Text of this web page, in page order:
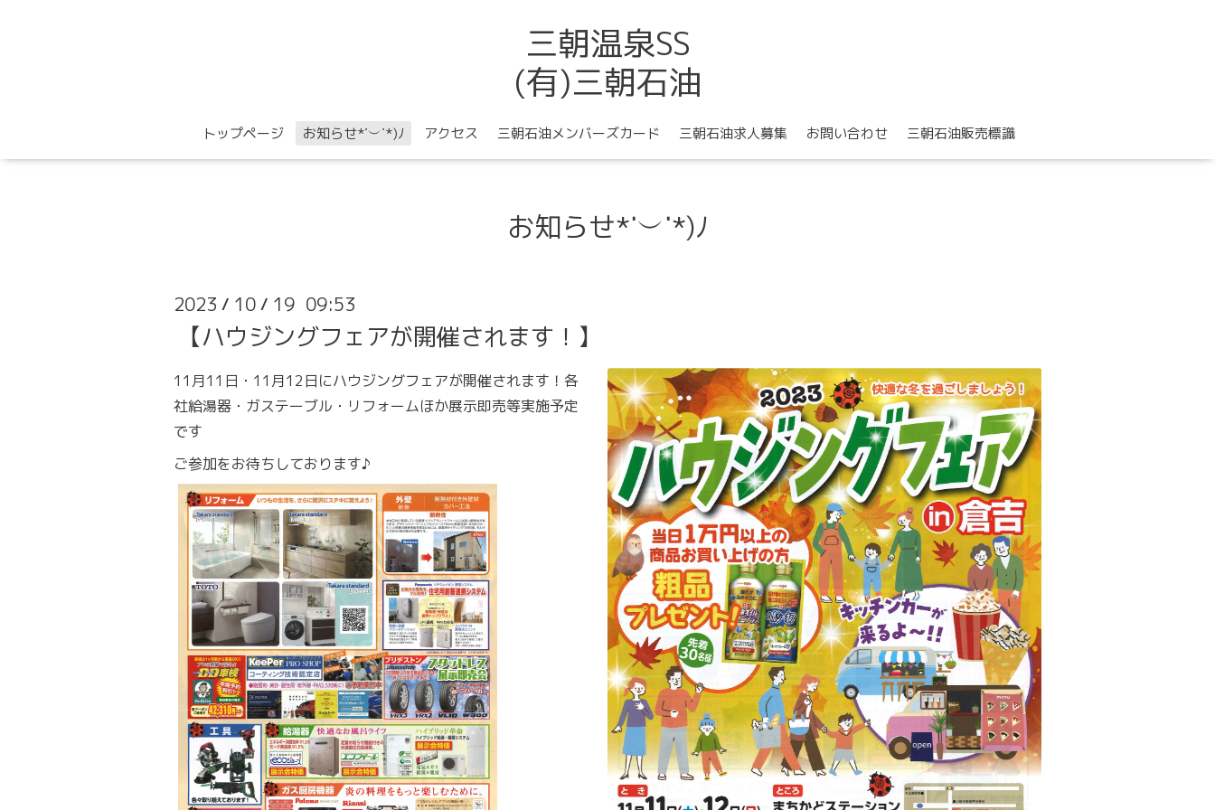
三朝温泉SS
(有)三朝石油
トップページ お知らせ*˙︶˙*)ﾉ アクセス 三朝石油メンバーズカード 三朝石油求人募集 お問い合わせ 三朝石油販売標識
お知らせ*˙︶˙*)ﾉ
2023 / 10 / 19 09:53
【ハウジングフェアが開催されます！】
11月11日・11月12日にハウジングフェアが開催されます！各
社給湯器・ガステーブル・リフォームほか展示即売等実施予定
です
ご参加をお待ちしております♪